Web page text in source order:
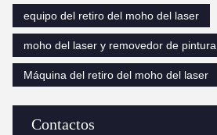
Contactos
equipo del retiro del moho del laser
moho del laser y removedor de pintura
Máquina del retiro del moho del laser